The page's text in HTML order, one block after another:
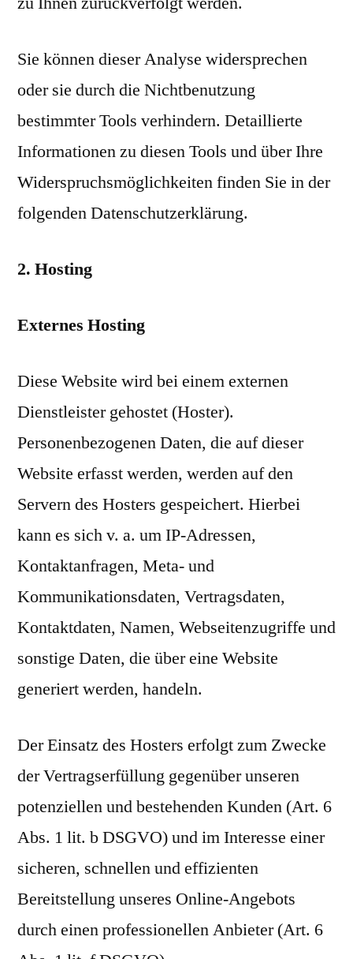
Sie können dieser Analyse widersprechen
oder sie durch die Nichtbenutzung
bestimmter Tools verhindern. Detaillierte
Informationen zu diesen Tools und über Ihre
Widerspruchsmöglichkeiten finden Sie in der
folgenden Datenschutzerklärung.
2. Hosting
Externes Hosting
Diese Website wird bei einem externen
Dienstleister gehostet (Hoster).
Personenbezogenen Daten, die auf dieser
Website erfasst werden, werden auf den
Servern des Hosters gespeichert. Hierbei
kann es sich v. a. um IP-Adressen,
Kontaktanfragen, Meta- und
Kommunikationsdaten, Vertragsdaten,
Kontaktdaten, Namen, Webseitenzugriffe und
sonstige Daten, die über eine Website
generiert werden, handeln.
Der Einsatz des Hosters erfolgt zum Zwecke
der Vertragserfüllung gegenüber unseren
potenziellen und bestehenden Kunden (Art. 6
Abs. 1 lit. b DSGVO) und im Interesse einer
sicheren, schnellen und effizienten
Bereitstellung unseres Online-Angebots
durch einen professionellen Anbieter (Art. 6